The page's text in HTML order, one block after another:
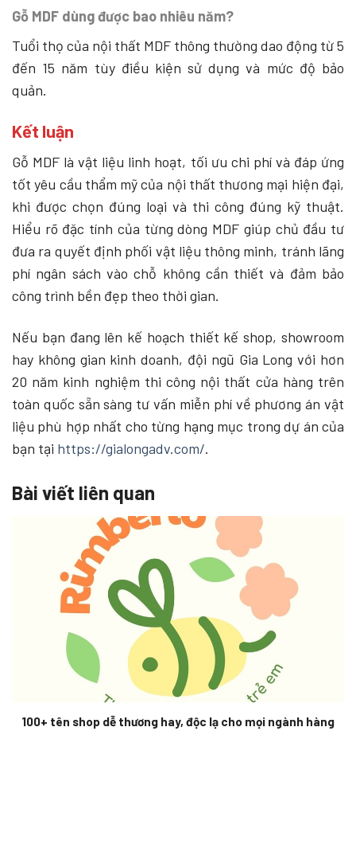
Gỗ MDF dùng được bao nhiêu năm?
Tuổi thọ của nội thất MDF thông thường dao động từ 5
đến 15 năm tùy điều kiện sử dụng và mức độ bảo
quản.
Kết luận
Gỗ MDF là vật liệu linh hoạt, tối ưu chi phí và đáp ứng
tốt yêu cầu thẩm mỹ của nội thất thương mại hiện đại,
khi được chọn đúng loại và thi công đúng kỹ thuật.
Hiểu rõ đặc tính của từng dòng MDF giúp chủ đầu tư
đưa ra quyết định phối vật liệu thông minh, tránh lãng
phí ngân sách vào chỗ không cần thiết và đảm bảo
công trình bền đẹp theo thời gian.
Nếu bạn đang lên kế hoạch thiết kế shop, showroom
hay không gian kinh doanh, đội ngũ Gia Long với hơn
20 năm kinh nghiệm thi công nội thất cửa hàng trên
toàn quốc sẵn sàng tư vấn miễn phí về phương án vật
liệu phù hợp nhất cho từng hạng mục trong dự án của
bạn tại https://gialongadv.com/.
Bài viết liên quan
100+ tên shop dễ thương hay, độc lạ cho mọi ngành hàng